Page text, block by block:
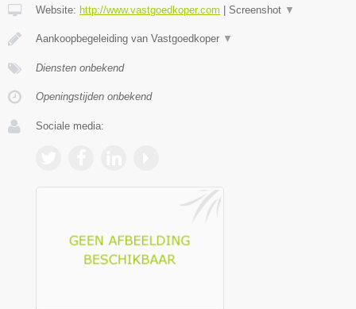
Website: http://www.vastgoedkoper.com Screenshot ▼
Aankoopbegeleiding van Vastgoedkoper ▼
Diensten onbekend
Openingstijden onbekend
Sociale media: